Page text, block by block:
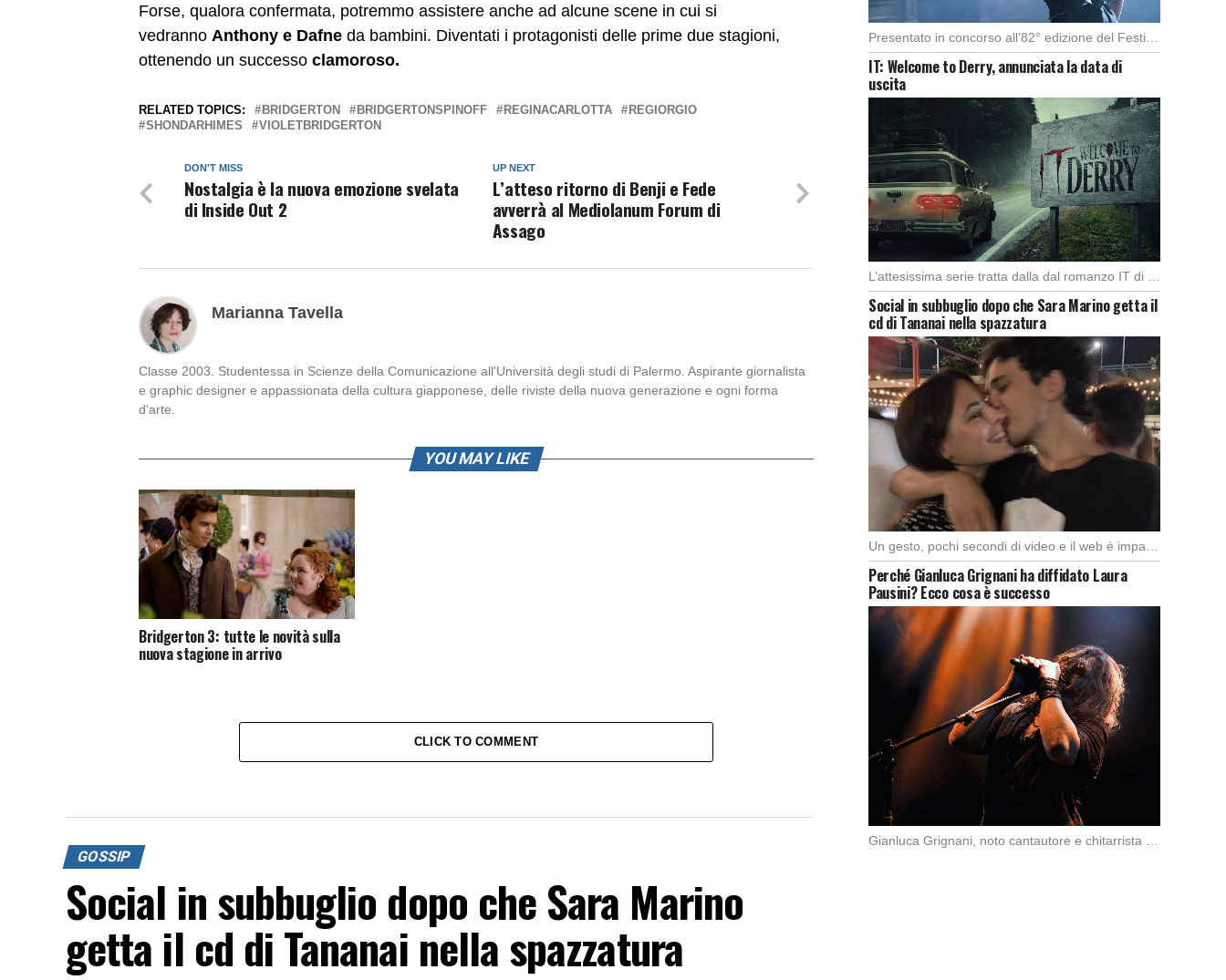
Forse, qualora confermata, potremmo assistere anche ad alcune scene in cui si
vedranno Anthony e Dafne da bambini. Diventati i protagonisti delle prime due stagioni,
ottenendo un successo clamoroso.
RELATED TOPICS: BRIDGERTON BRIDGERTONSPINOFF REGINACARLOTTA
REGIORGIO
SHONDARHIMES
VIOLETBRIDGERTON
UP NEXT
L’atteso ritorno di Benji e Fede
avverrà al Mediolanum Forum di
Assago
DON'T MISS
Nostalgia è la nuova emozione svelata
di Inside Out 2
Marianna Tavella
Classe 2003. Studentessa in Scienze della Comunicazione all'Università degli studi di Palermo. Aspirante giornalista
e graphic designer e appassionata della cultura giapponese, delle riviste della nuova generazione e ogni forma
d'arte.
YOU MAY LIKE
Bridgerton 3: tutte le novità sulla
nuova stagione in arrivo
CLICK TO COMMENT
GOSSIP
Social in subbuglio dopo che Sara Marino
getta il cd di Tananai nella spazzatura
Presentato in concorso all’82° edizione del Festival del Cinema di Venezia, con l’impeccabile interpretazione di […]
IT: Welcome to Derry, annunciata la data di
uscita
L’attesissima serie tratta dalla dal romanzo IT di Stephen King, arriverà anche in Italia, molto […]
Social in subbuglio dopo che Sara Marino getta il
cd di Tananai nella spazzatura
Perché Gianluca Grignani ha diffidato Laura
Pausini? Ecco cosa è successo